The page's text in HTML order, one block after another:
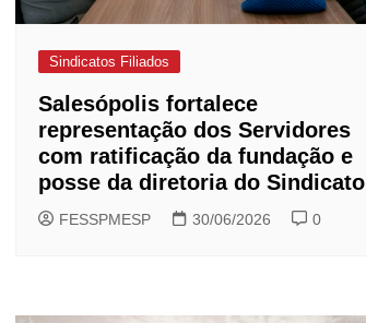
Sindicatos Filiados
Salesópolis fortalece
representação dos Servidores
com ratificação da fundação e
posse da diretoria do Sindicato
FESSPMESP 30/06/2026 0